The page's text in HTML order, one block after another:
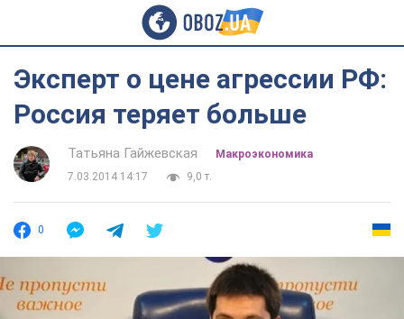
Эксперт о цене агрессии РФ:
Россия теряет больше
Татьяна Гайжевская
Mакроэкономика
7.03.2014 14:17
9,0 т.
0